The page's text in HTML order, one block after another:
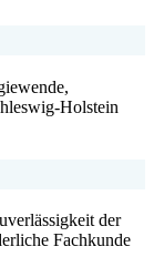
Holstein
der
Fachkunde